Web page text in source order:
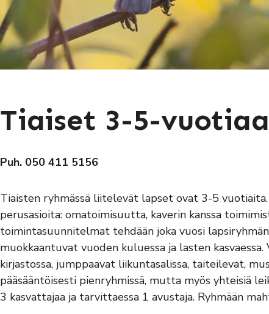
Tiaiset 3-5-
Puh. 050 411 5156
Tiaisten ryhmässä liitelevät lapset ovat 3-5
perusasioita: omatoimisuutta, kaverin kanssa
toimintasuunnitelmat tehdään joka vuosi
muokkaantuvat vuoden kuluessa ja lasten
kirjastossa, jumppaavat liikuntasalissa, taiteilevat,
pääsääntöisesti pienryhmissä, mutta myös yhteisiä
3 kasvattajaa ja tarvittaessa 1 avustaja. Ryhmään